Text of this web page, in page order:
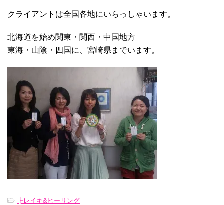
クライアントは全国各地にいらっしゃいます。
北海道を始め関東・関西・中国地方
東海・山陰・四国に、宮崎県までいます。
- ┣レイキ&ヒーリング